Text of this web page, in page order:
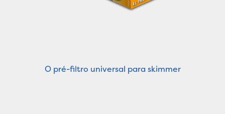
O pré-filtro universal para skimmer